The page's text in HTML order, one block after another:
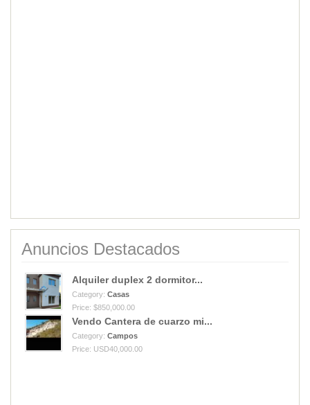
Anuncios Destacados
Alquiler duplex 2 dormitor...
Category: Casas
Price: $850,000.00
Vendo Cantera de cuarzo mi...
Category: Campos
Price: USD40,000.00